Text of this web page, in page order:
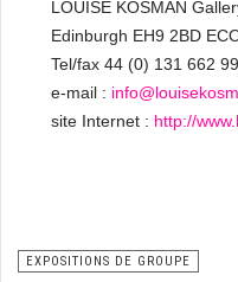
LOUISE KOSMAN
Edinburgh EH9 2BD
Tel/fax 44 (0) 131 662
e-mail :
site Internet : http://
EXPOSITIONS DE GROUPE